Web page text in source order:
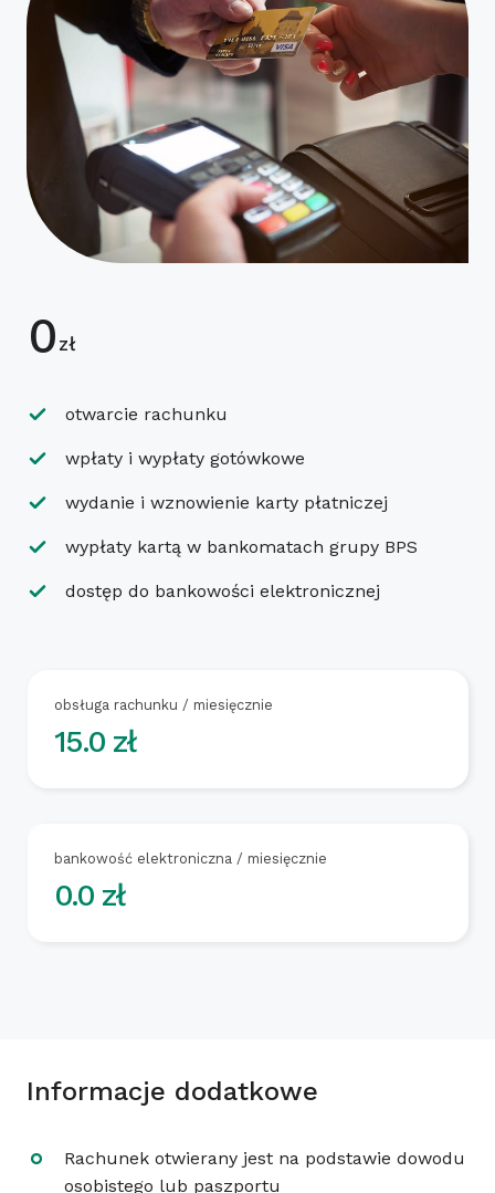
0 zł
otwarcie rachunku
wpłaty i wypłaty gotówkowe
wydanie i wznowienie karty płatniczej
wypłaty kartą w bankomatach grupy BPS
dostęp do bankowości elektronicznej
obsługa rachunku / miesięcznie
1
15.0 zł
bankowość elektroniczna / miesięcznie
0
0.0 zł
Informacje dodatkowe
Rachunek otwierany jest na podstawie dowodu
osobistego lub paszportu